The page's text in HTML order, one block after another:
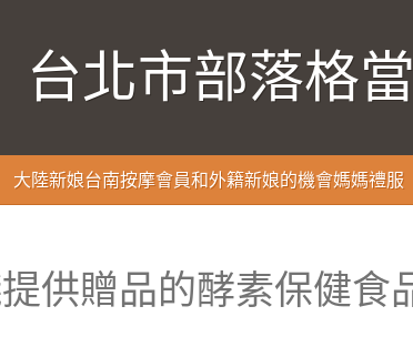
台北市部落格
大陸新娘台南按摩會員和外籍新娘的機會媽媽禮服
供贈品的酵素保健食